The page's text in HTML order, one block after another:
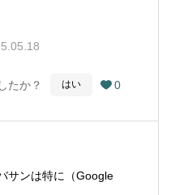
母眼科に行きその旨伝
ちろん謝罪は全く無し。
生は手術以外でも講演や
ッフの指導をしていた
Mapから引用）
たか？ はい  0
サンは特に（Google